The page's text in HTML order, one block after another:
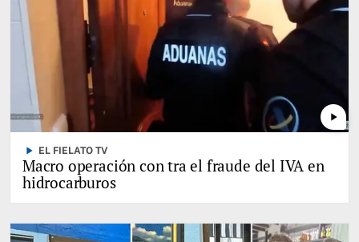
play_arrow
play_arrow EL FIELATO TV
Macro operación con tra el fraude del IVA en
hidrocarburos